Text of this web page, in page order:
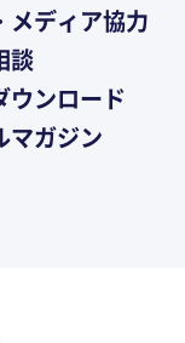
メディア協力
談
ウンロード
マガジン